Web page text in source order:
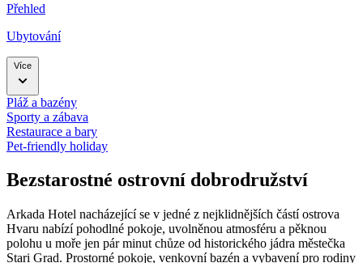
Přehled
Ubytování
Více
Pláž a bazény
Sporty a zábava
Restaurace a bary
Pet-friendly holiday
Bezstarostné ostrovní dobrodružství
Arkada Hotel nacházející se v jedné z nejklidnějších částí ostrova
Hvaru nabízí pohodlné pokoje, uvolněnou atmosféru a pěknou
polohu u moře jen pár minut chůze od historického jádra městečka
Stari Grad. Prostorné pokoje, venkovní bazén a vybavení pro rodiny